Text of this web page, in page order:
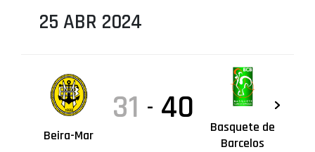
25 ABR 2024
Beira-Mar
31 - 40
Basquete de
Barcelos